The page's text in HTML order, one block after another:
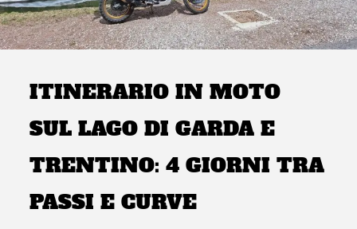
ITINERARIO IN MOTO
SUL LAGO DI GARDA E
TRENTINO: 4 GIORNI TRA
PASSI E CURVE